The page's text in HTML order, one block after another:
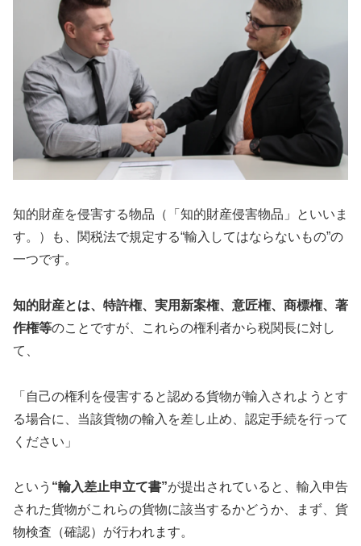
知的財産を侵害する物品（「知的財産侵害物品」といいま
す。）も、関税法で規定する“輸入してはならないもの”の
一つです。
知的財産とは、特許権、実用新案権、意匠権、商標権、著
作権等のことですが、これらの権利者から税関長に対し
て、
「自己の権利を侵害すると認める貨物が輸入されようとす
る場合に、当該貨物の輸入を差し止め、認定手続を行って
ください」
という “輸入差止申立て書”が提出されていると、輸入申告
された貨物がこれらの貨物に該当するかどうか、まず、貨
物検査（確認）が行われます。